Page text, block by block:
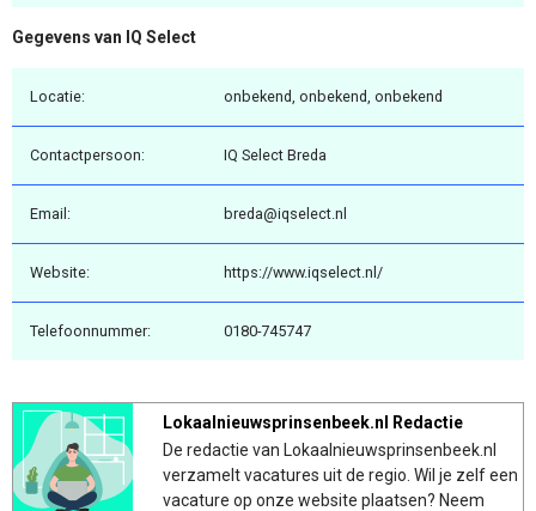
Gegevens van IQ Select
Locatie: onbekend, onbekend, onbekend
Contactpersoon: IQ Select Breda
Email: breda@iqselect.nl
Website: https://www.iqselect.nl/
Telefoonnummer: 0180-745747
Lokaalnieuwsprinsenbeek.nl Redactie
De redactie van Lokaalnieuwsprinsenbeek.nl
verzamelt vacatures uit de regio. Wil je zelf een
vacature op onze website plaatsen? Neem